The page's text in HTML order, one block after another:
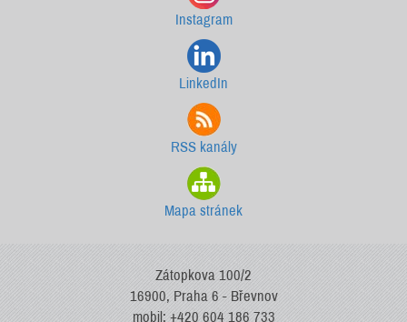
Instagram
LinkedIn
RSS kanály
Mapa stránek
Zátopkova 100/2
16900, Praha 6 - Břevnov
mobil: +420 604 186 733